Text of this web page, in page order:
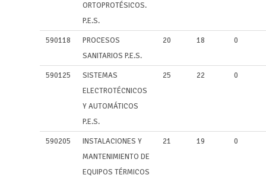
ORTOPROTÉSICOS.
P.E.S.
590118
PROCESOS
SANITARIOS P.E.S.
20 18 0
590125
SISTEMAS
ELECTROTÉCNICOS
Y AUTOMÁTICOS
P.E.S.
25 22 0
590205
INSTALACIONES Y
MANTENIMIENTO DE
EQUIPOS TÉRMICOS
21 19 0